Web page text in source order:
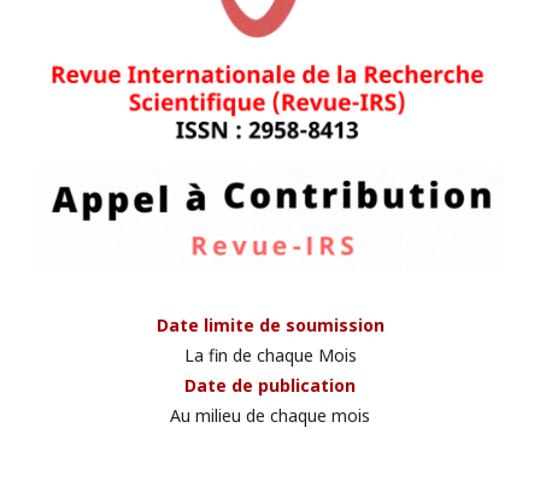
Date limite de soumission
La fin de chaque Mois
Date de publication
Au milieu de chaque mois